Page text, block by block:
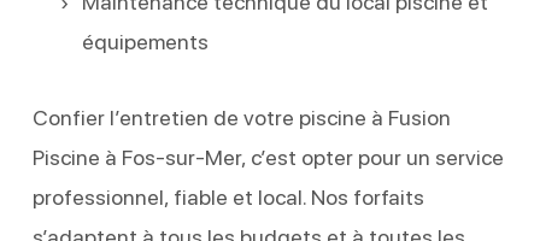
équipements
Confier l’entretien de votre piscine à Fusion
Piscine à Fos-sur-Mer, c’est opter pour un service
professionnel, fiable et local. Nos forfaits